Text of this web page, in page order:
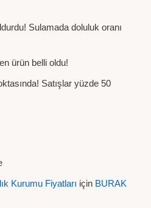
Sulamada doluluk oranı
ürün belli oldu!
Satışlar yüzde 50
Kurumu Fiyatları için BURAK